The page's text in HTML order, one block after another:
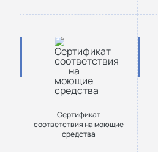
Сертификат
соответствия на моющие
средства